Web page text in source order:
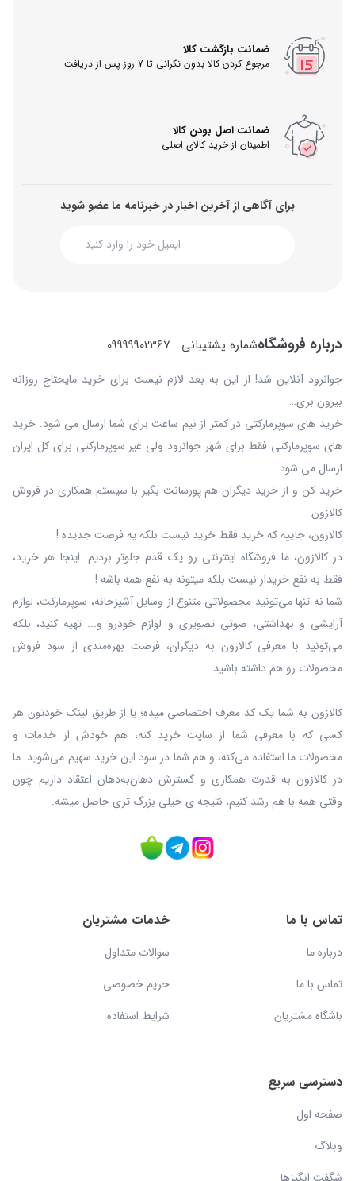
ضمانت بازگشت کالا
مرجوع کردن کالا بدون نگرانی تا 7 روز پس از دریافت
ضمانت اصل بودن کالا
اطمینان از خرید کالای اصلی
برای آگاهی از آخرین اخبار در خبرنامه ما عضو شوید
درباره فروشگاهشماره پشتیبانی : 09999902367
جوانرود آنلاین شد! از این به بعد لازم نیست برای خرید مایحتاج روزانه
بیرون بری…
خرید های سوپرمارکتی در کمتر از نیم ساعت برای شما ارسال می شود. خرید
های سوپرمارکتی فقط برای شهر جوانرود ولی غیر سوپرمارکتی برای کل ایران
ارسال می شود .
خرید کن و از خرید دیگران هم پورسانت بگیر با سیستم همکاری در فروش
کالازون
کالازون، جاییه که خرید فقط خرید نیست بلکه یه فرصت جدیده !
در کالازون، ما فروشگاه اینترنتی رو یک قدم جلوتر بردیم. اینجا هر خرید،
فقط به نفع خریدار نیست بلکه میتونه به نفع همه باشه !
شما نه‌ تنها می‌تونید محصولاتی متنوع از وسایل آشپزخانه، سوپرمارکت، لوازم
آرایشی و بهداشتی، صوتی تصویری و لوازم خودرو و... تهیه کنید، بلکه
می‌تونید با معرفی کالازون به دیگران، فرصت بهره‌مندی از سود فروش
محصولات رو هم داشته باشید.
کالازون به شما یک کد معرف اختصاصی میده؛ یا از طریق لینک خودتون هر
کسی که با معرفی شما از سایت خرید کنه، هم خودش از خدمات و
محصولات ما استفاده می‌کنه، و هم شما در سود این خرید سهیم می‌شوید. ما
در کالازون به قدرت همکاری و گسترش دهان‌به‌دهان اعتقاد داریم چون
وقتی همه با هم رشد کنیم، نتیجه ی خیلی بزرگ‌ تری حاصل میشه.
تماس با ما
درباره ما
تماس با ما
باشگاه مشتریان
خدمات مشتریان
سوالات متداول
حریم خصوصی
شرایط استفاده
دسترسی سریع
صفحه اول
وبلاگ